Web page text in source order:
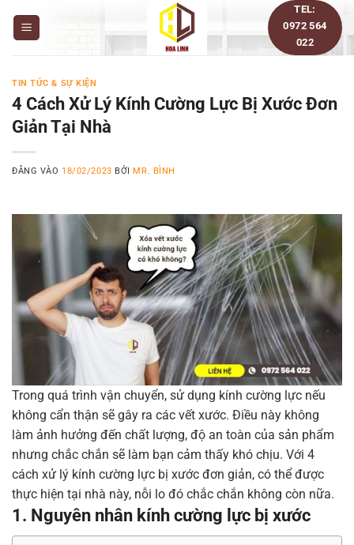
TEL:
0972 564
022
TIN TỨC & SỰ KIỆN
4 Cách Xử Lý Kính Cường Lực Bị Xước Đơn
Giản Tại Nhà
ĐĂNG VÀO 18/02/2023 BỞIMR. BÌNH
Trong quá trình vận chuyển, sử dụng kính cường lực nếu
không cẩn thận sẽ gây ra các vết xước. Điều này không
làm ảnh hưởng đến chất lượng, độ an toàn của sản phẩm
nhưng chắc chắn sẽ làm bạn cảm thấy khó chịu. Với 4
cách xử lý kính cường lực bị xước đơn giản, có thể được
thực hiện tại nhà này, nỗi lo đó chắc chắn không còn nữa.
1. Nguyên nhân kính cường lực bị xước